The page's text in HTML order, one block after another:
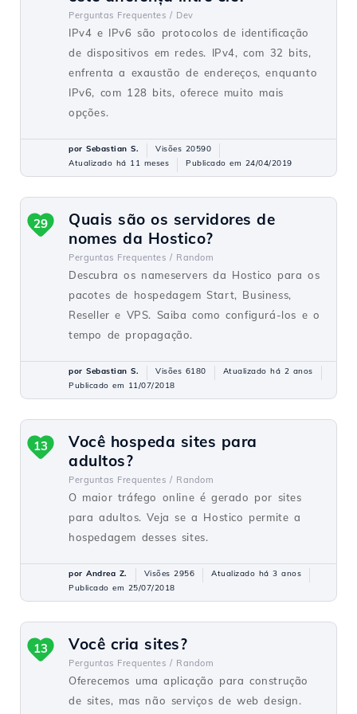
Perguntas Frequentes / Dev
IPv4 e IPv6 são protocolos de identificação
de dispositivos em redes. IPv4, com 32 bits,
enfrenta a exaustão de endereços, enquanto
IPv6, com 128 bits, oferece muito mais
opções.
por Sebastian S.
Visões 20590
Atualizado há 11 meses
Publicado em 24/04/2019
Quais são os servidores de
nomes da Hostico?
Perguntas Frequentes / Random
Descubra os nameservers da Hostico para os
pacotes de hospedagem Start, Business,
Reseller e VPS. Saiba como configurá-los e o
tempo de propagação.
29
por Sebastian S. Visões 6180
Atualizado há 2 anos
Publicado em 11/07/2018
Você hospeda sites para
adultos?
Perguntas Frequentes / Random
O maior tráfego online é gerado por sites
para adultos. Veja se a Hostico permite a
hospedagem desses sites.
13
por Andrea Z. Visões 2956
Atualizado há 3 anos
Publicado em 25/07/2018
Você cria sites?
Perguntas Frequentes / Random
Oferecemos uma aplicação para construção
de sites, mas não serviços de web design.
13